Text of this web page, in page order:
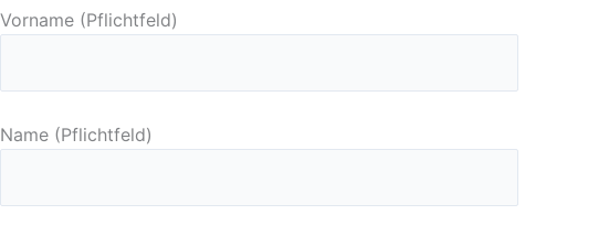
Vorname (Pflichtfeld)
Name (Pflichtfeld)